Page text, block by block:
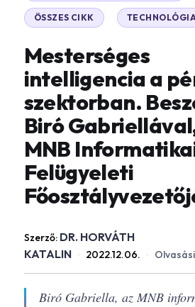
ÖSSZES CIKK
Mesterséges
intelligencia a
szektorban.
Biró
MNB
Felügyeleti
Szerző: DR. HORVÁTH
KATALIN · 2022.12.06. ·
Biró Gabriella, az MNB